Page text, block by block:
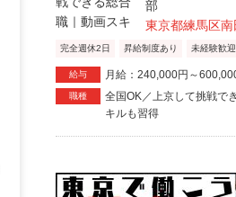
部
東京都練馬区南
完全週休2日 昇給制度あり 未経験歓迎
給与 月給：240,000円～
職種
全国OK／上京して挑戦で
キルも習得